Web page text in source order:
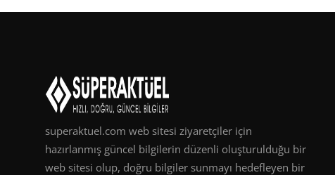
superaktuel.com web sitesi ziyaretçiler için
hazırlanmış güncel bilgilerin düzenli oluşturulduğu bir
web sitesi olup, doğru bilgiler sunmayı hedefleyen bir